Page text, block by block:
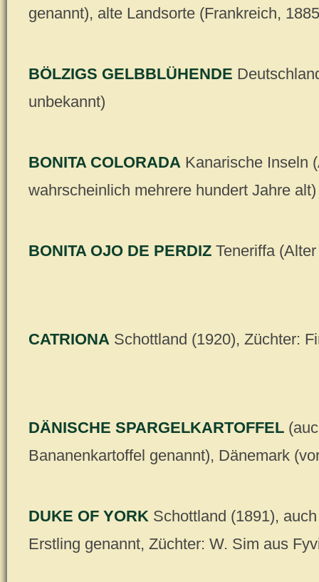
genannt), alte Landsorte (Frankreich,
BÖLZIGS GELBBLÜHENDE
unbekannt)
BONITA COLORADA Kanarische Inseln
wahrscheinlich mehrere hundert Jahre alt)
BONITA OJO DE PERDIZ Teneriffa
CATRIONA Schottland (1920), Züchter:
DÄNISCHE SPARGELKARTOFFEL
Bananenkartoffel genannt), Dänemark
DUKE OF YORK Schottland (1891),
Erstling genannt, Züchter: W. Sim aus